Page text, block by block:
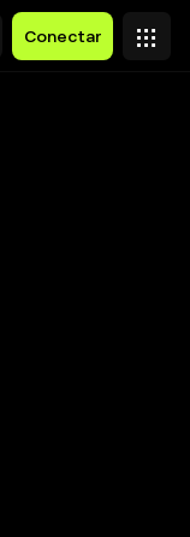
Conectar